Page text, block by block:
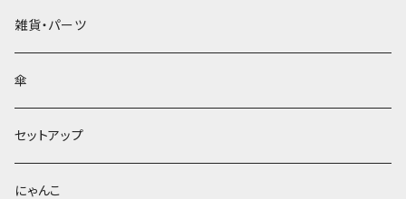
雑貨・パーツ
傘
セットアップ
にゃんこ